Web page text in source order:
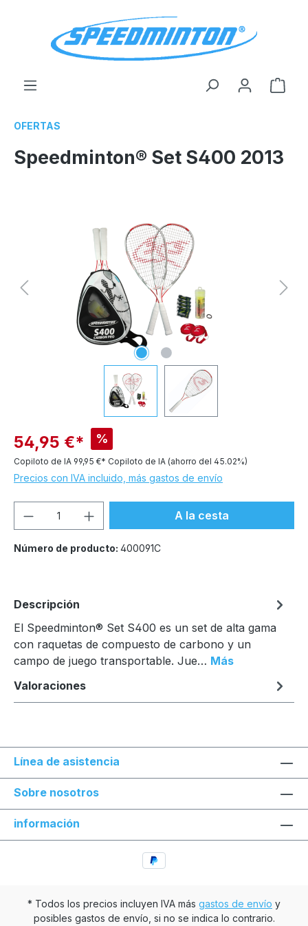
El
OFERTAS
Speedminton® Set S400 2013
54,95 €* %
Copiloto de IA 99,95 €* Copiloto de IA (ahorro del 45.02%)
Precios con IVA incluido, más gastos de envío
Cantidad del producto: introduce la
A la cesta
Número de producto: 400091C
Descripción
El Speedminton® Set S400 es un set de alta gama
con raquetas de compuesto de carbono y un
campo de juego transportable. Jue… Más
Valoraciones
Línea de asistencia
Sobre nosotros
información
* Todos los precios incluyen IVA más gastos de envío y
posibles gastos de envío, si no se indica lo contrario.